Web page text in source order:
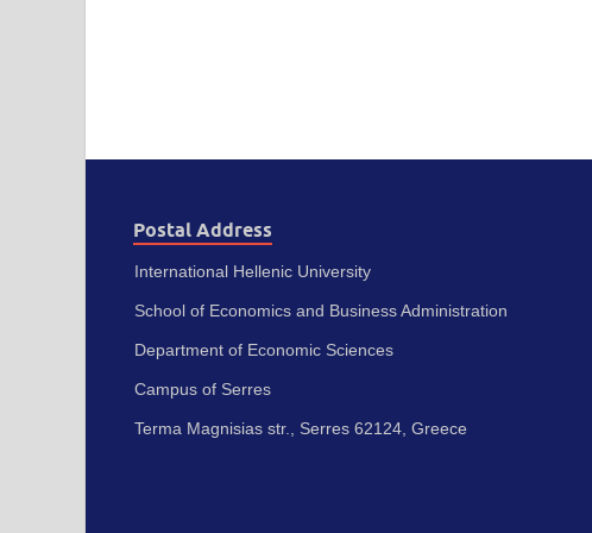
Postal Address
International Hellenic University
School of Economics and Business Administration
Department of Economic Sciences
Campus of Serres
Terma Magnisias str., Serres 62124, Greece